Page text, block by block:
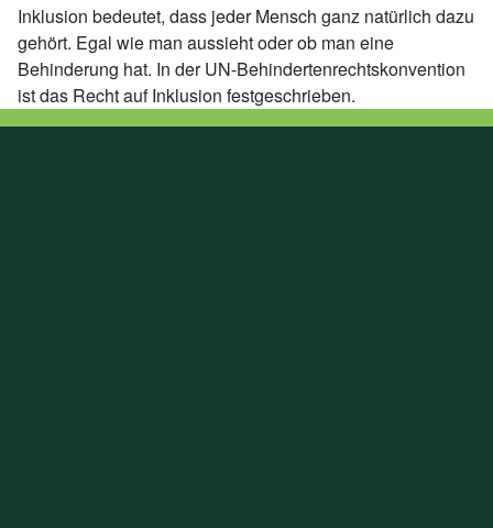
Inklusion bedeutet, dass jeder Mensch ganz natürlich dazu
gehört. Egal wie man aussieht oder ob man eine
Behinderung hat. In der UN-Behindertenrechtskonvention
ist das Recht auf Inklusion festgeschrieben.